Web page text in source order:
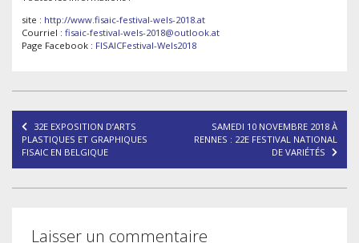
site : http://www.fisaic-festival-wels-2018.at
Courriel : fisaic-festival-wels-2018@outlook.at
Page Facebook : FISAICFestival-Wels2018
Navigation
de
l’article
32E EXPOSITION D’ARTS
PLASTIQUES ET GRAPHIQUES
FISAIC EN BELGIQUE
SAMEDI 10 NOVEMBRE 2018 À
RENNES : 22E FESTIVAL NATIONAL
DE VARIÉTÉS
Laisser un commentaire